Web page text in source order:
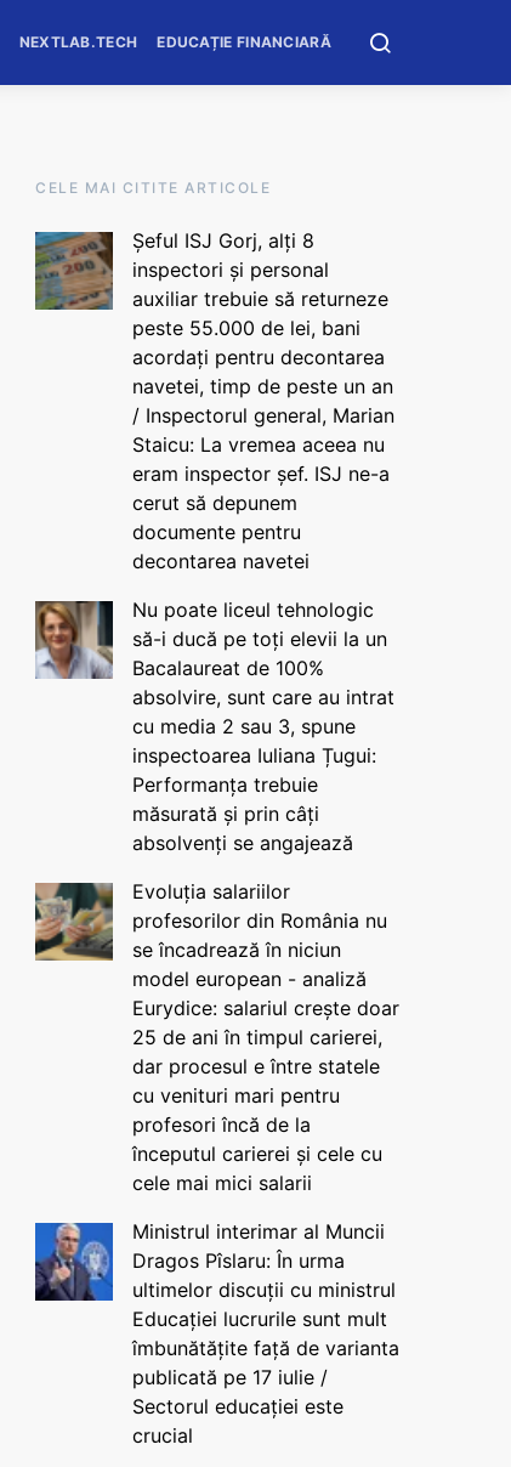
NEXTLAB.TECH EDUCAȚIE FINANCIARĂ
CELE MAI CITITE ARTICOLE
Șeful ISJ Gorj, alți 8
inspectori și personal
auxiliar trebuie să returneze
peste 55.000 de lei, bani
acordați pentru decontarea
navetei, timp de peste un an
/ Inspectorul general, Marian
Staicu: La vremea aceea nu
eram inspector șef. ISJ ne-a
cerut să depunem
documente pentru
decontarea navetei
Nu poate liceul tehnologic
să-i ducă pe toți elevii la un
Bacalaureat de 100%
absolvire, sunt care au intrat
cu media 2 sau 3, spune
inspectoarea Iuliana Țugui:
Performanța trebuie
măsurată și prin câți
absolvenți se angajează
Evoluția salariilor
profesorilor din România nu
se încadrează în niciun
model european - analiză
Eurydice: salariul crește doar
25 de ani în timpul carierei,
dar procesul e între statele
cu venituri mari pentru
profesori încă de la
începutul carierei și cele cu
cele mai mici salarii
Ministrul interimar al Muncii
Dragos Pîslaru: În urma
ultimelor discuții cu ministrul
Educației lucrurile sunt mult
îmbunătățite față de varianta
publicată pe 17 iulie /
Sectorul educației este
crucial